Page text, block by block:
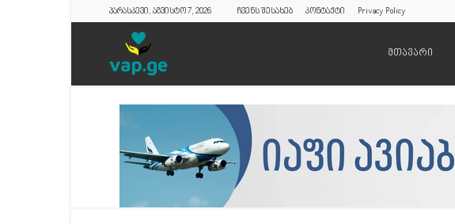
პარასკევი, აგვისტო 7, 2026 ჩვენს შესახებ კონტაქტი Privacy Policy
მთავარი